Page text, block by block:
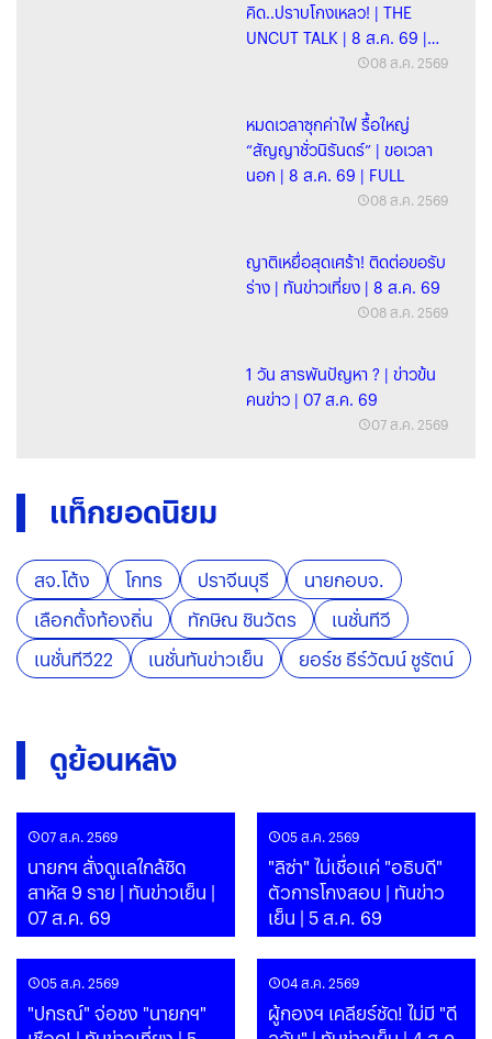
คิด..ปราบโกงเหลว! | THE
UNCUT TALK | 8 ส.ค. 69 |
08 ส.ค. 2569
หมดเวลาซุกค่าไฟ รื้อใหญ่
“สัญญาชั่วนิรันดร์” | ขอเวลา
นอก | 8 ส.ค. 69 | FULL
08 ส.ค. 2569
ญาติเหยื่อสุดเศร้า! ติดต่อขอรับ
ร่าง | ทันข่าวเที่ยง | 8 ส.ค. 69
08 ส.ค. 2569
1 วัน สารพันปัญหา ? | ข่าวข้น
คนข่าว | 07 ส.ค. 69
07 ส.ค. 2569
แท็กยอดนิยม
สจ.โต้ง โกทร ปราจีนบุรี
นายกอบจ.
เลือกตั้งท้องถิ่น
ทักษิณ ชินวัตร
เนชั่นทีวี
เนชั่นทีวี22
เนชั่นทันข่าวเย็น ยอร์ช ธีร์วัฒน์ ชูรัตน์
ดูย้อนหลัง
07 ส.ค. 2569
นายกฯ สั่งดูแลใกล้ชิด
สาหัส 9 ราย | ทันข่าวเย็น |
07 ส.ค. 69
05 ส.ค. 2569
"ลิซ่า" ไม่เชื่อแค่ "อธิบดี"
ตัวการโกงสอบ | ทันข่าว
เย็น | 5 ส.ค. 69
05 ส.ค. 2569
"ปกรณ์" จ่อชง "นายกฯ"
04 ส.ค. 2569
ผู้กองฯ เคลียร์ชัด! ไม่มี "ดี